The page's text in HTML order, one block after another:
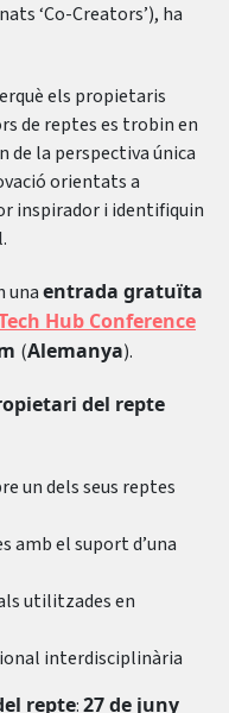
‘Co-Creators’), ha
els propietaris
de reptes es trobin en
de la perspectiva única
orientats a
inspirador i identifiquin
unaentrada gratuïta
Hub Conference
(Alemanya).
del repte
un dels seus reptes
amb el suport d’una
utilitzades en
interdisciplinària
repte:27 de juny